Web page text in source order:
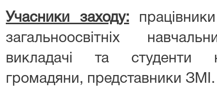
Учасники заходу:
загальноосвітніх
викладачі та студенти
громадяни, представники ЗМІ.